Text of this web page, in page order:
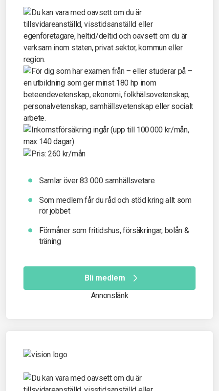
Samlar över 83 000 samhällsvetare
Som medlem får du råd och stöd kring allt som
rör jobbet
Förmåner som fritidshus, försäkringar, bolån &
träning
Bli medlem
Annonslänk